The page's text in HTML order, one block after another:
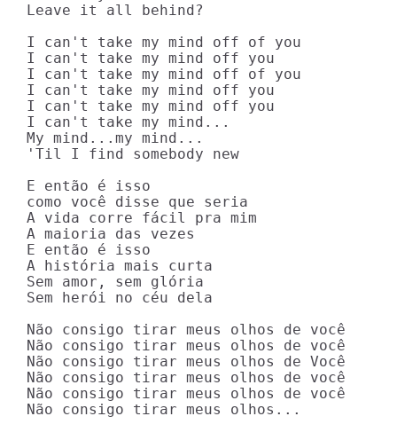
Leave it all behind?
I can't take my mind off of you
I can't take my mind off you
I can't take my mind off of you
I can't take my mind off you
I can't take my mind off you
I can't take my mind...
My mind...my mind...
'Til I find somebody new
E então é isso
como você disse que seria
A vida corre fácil pra mim
A maioria das vezes
E então é isso
A história mais curta
Sem amor, sem glória
Sem herói no céu dela
Não consigo tirar meus olhos de você
Não consigo tirar meus olhos de você
Não consigo tirar meus olhos de Você
Não consigo tirar meus olhos de você
Não consigo tirar meus olhos de você
Não consigo tirar meus olhos...